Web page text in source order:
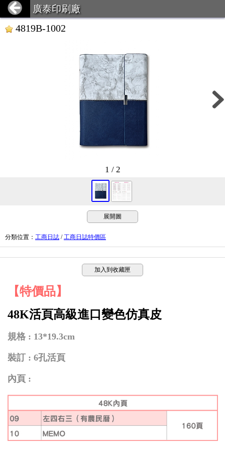
廣泰印刷廠
4819B-1002
1 / 2
展開圖
分類位置 ： 工商日誌 /工商日誌特價區
加入到收藏匣
【特價品】
48K活頁高級進口變色仿真皮
規格 : 13*19.3cm
裝訂 : 6孔活頁
內頁 :